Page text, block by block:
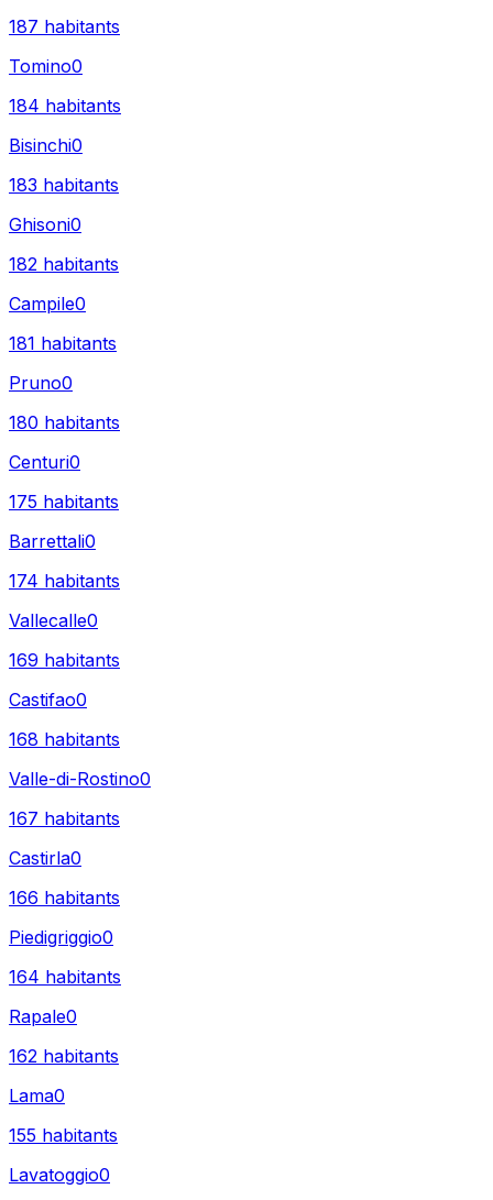
187 habitants
Tomino0
184 habitants
Bisinchi0
183 habitants
Ghisoni0
182 habitants
Campile0
181 habitants
Pruno0
180 habitants
Centuri0
175 habitants
Barrettali0
174 habitants
Vallecalle0
169 habitants
Castifao0
168 habitants
Valle-di-Rostino0
167 habitants
Castirla0
166 habitants
Piedigriggio0
164 habitants
Rapale0
162 habitants
Lama0
155 habitants
Lavatoggio0